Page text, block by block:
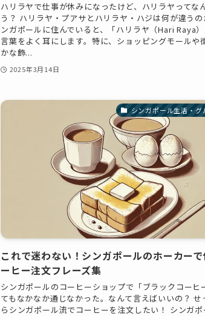
ハリラヤで仕事が休みになったけど、ハリラヤってな
う？ ハリラヤ・プアサとハリラヤ・ハジは何が違うの
ンガポールに住んでいると、「ハリラヤ（Hari Raya
言葉をよく耳にします。特に、ショッピングモールや
かな飾...
2025年3月14日
シンガポール生活・グ
これで迷わない！シンガポールのホーカー
ーヒー注文フレーズ集
シンガポールのコーヒーショップで「ブラックコーヒ
てもなかなか通じなかった。なんて言えばいいの？ せ
らシンガポール流でコーヒーを注文したい！ シンガ